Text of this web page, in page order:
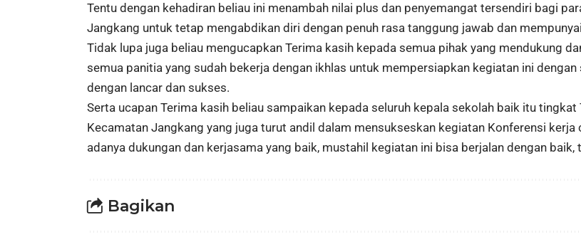
Tentu dengan kehadiran beliau ini menambah nilai plus dan penyemangat tersendiri bagi
Jangkang untuk tetap mengabdikan diri dengan penuh rasa tanggung jawab dan
Tidak lupa juga beliau mengucapkan Terima kasih kepada semua pihak yang mendukung
semua panitia yang sudah bekerja dengan ikhlas untuk mempersiapkan kegiatan ini
dengan lancar dan sukses.
Serta ucapan Terima kasih beliau sampaikan kepada seluruh kepala sekolah baik itu tingkat
Kecamatan Jangkang yang juga turut andil dalam mensukseskan kegiatan Konferensi
adanya dukungan dan kerjasama yang baik, mustahil kegiatan ini bisa berjalan dengan
Bagikan